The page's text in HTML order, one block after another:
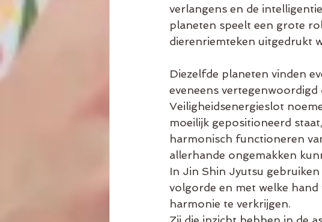
verlangens en de
planeten speelt een grote
dierenriemteken uitgedrukt
Diezelfde planeten vinden
eveneens
Veiligheidsenergieslot
moeilijk gepositioneerd
harmonisch functioneren
allerhande ongemakken
In Jin Shin Jyutsu
volgorde en met welke
harmonie te verkrijgen.